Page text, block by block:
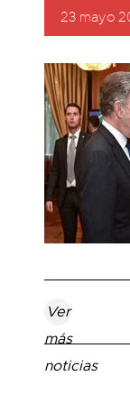
23 mayo
Ver
más
noticias